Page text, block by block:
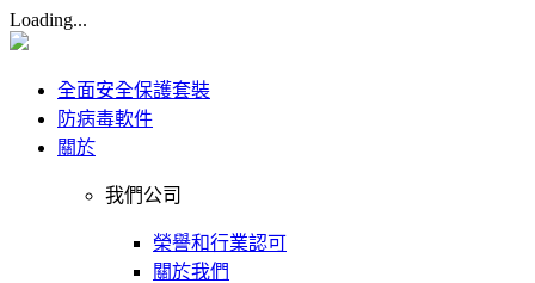
Loading...
全面安全保護套裝
防病毒軟件
關於
我們公司
榮譽和行業認可
關於我們